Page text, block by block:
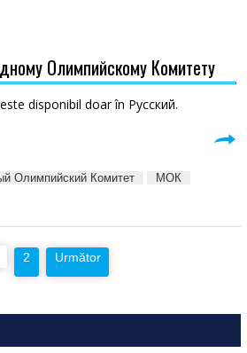
Олимпийскому Комитету
disponibil doar în Русский.
Олимпийский Комитет
МОК
2 Următor